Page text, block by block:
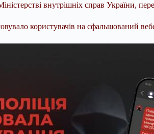
внутрішніх справ України,
користувачів на сфальшований